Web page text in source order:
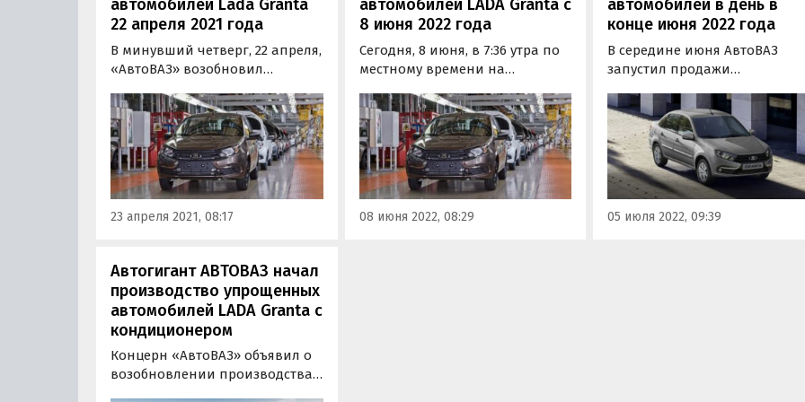
автомобилей Lada Granta
22 апреля 2021 года
В минувший четверг, 22 апреля,
«АвтоВАЗ» возобновил
семейства LADA Granta,
приостановленное в среду из-
за нехватки комплектующих. Об
этом передают «РИА Новости»
со ссылкой на пресс-службу
предприятия.
23 апреля 2021, 08:17
автомобилей LADA Granta с
8 июня 2022 года
Сегодня, 8 июня, в 7:36 утра по
местному времени на
завода «АвтоВАЗа» встала
первая «упрощенная» LADA
Granta. За дневную смену
планируется выпустить 68
товарных машин, пишут
«Автоновости дня» со ссылкой
на сообщество Avtograd…
08 июня 2022, 08:29
автомобилей в день в
конце июня 2022 года
В середине июня АвтоВАЗ
запустил продажи
Granta. Спрос на новое
исполнение быстро растет:
последние две недели июня
было продано 447 таких
автомобилей, сообщает
«Нетипичный АвтоВАЗ».
05 июля 2022, 09:39
Автогигант АВТОВАЗ начал
производство упрощенных
автомобилей LADA Granta с
кондиционером
Концерн «АвтоВАЗ» объявил о
возобновлении производства